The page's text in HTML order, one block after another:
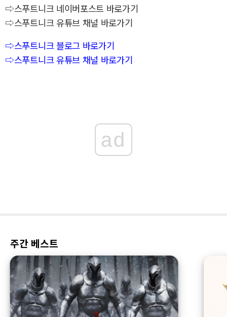
⇨스푸트니크 네이버포스트 바로가기
⇨스푸트니크 유튜브 채널 바로가기
⇨스푸트니크 블로그 바로가기
⇨스푸트니크 유튜브 채널 바로가기
ad
주간 베스트